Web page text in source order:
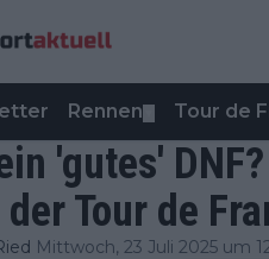
Rennen Tour de
'gutes'
Tour de
Mittwoch, 23 Juli 2025 um